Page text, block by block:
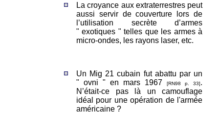
La croyance aux extraterrestres peut
aussi servir de couverture lors de
l’utilisation secrète d’armes
" exotiques " telles que les armes à
micro-ondes, les rayons laser, etc.
Un Mig 21 cubain fut abattu par un
" ovni " en mars 1967
[RN98 p. 33].
N’était-ce pas là un camouflage
idéal pour une opération de l'armée
américaine ?